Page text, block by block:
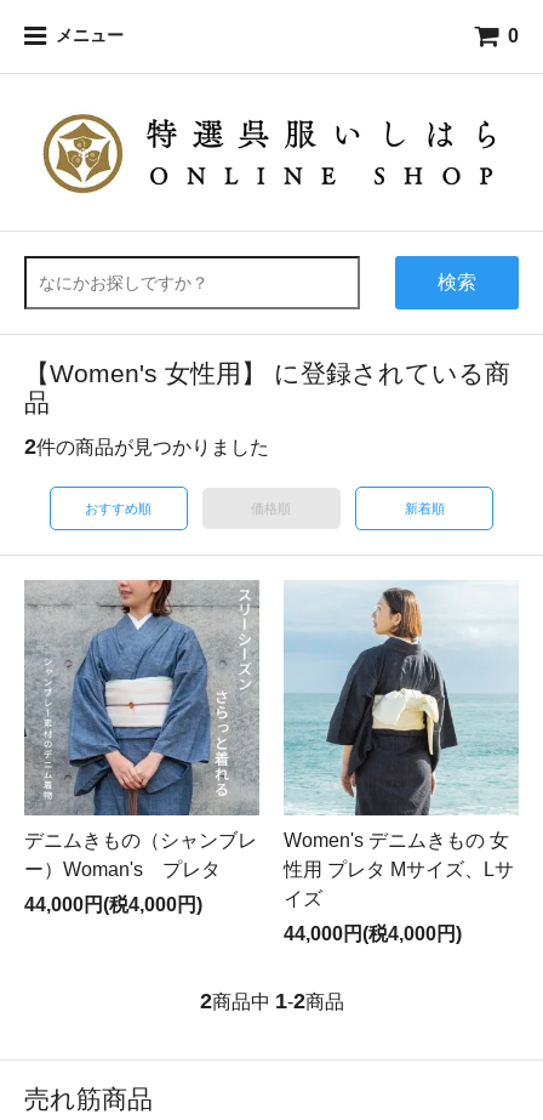
メニュー 0
検索
【Women's 女性用】 に登録されている商
品
2件の商品が見つかりました
おすすめ順 価格順 新着順
デニムきもの（シャンブレ
ー）Woman's プレタ
44,000円(税4,000円)
Women's デニムきもの 女
性用 プレタ Mサイズ、Lサ
イズ
44,000円(税4,000円)
2商品中 1-2商品
売れ筋商品